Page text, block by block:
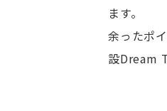
ます。
余ったポ
設Dream